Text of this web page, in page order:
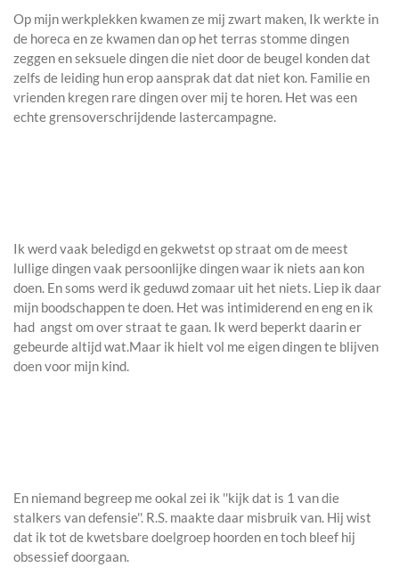
Op mijn werkplekken kwamen ze mij zwart maken, Ik werkte in
de horeca en ze kwamen dan op het terras stomme dingen
zeggen en seksuele dingen die niet door de beugel konden dat
zelfs de leiding hun erop aansprak dat dat niet kon. Familie en
vrienden kregen rare dingen over mij te horen. Het was een
echte grensoverschrijdende lastercampagne.
Ik werd vaak beledigd en gekwetst op straat om de meest
lullige dingen vaak persoonlijke dingen waar ik niets aan kon
doen. En soms werd ik geduwd zomaar uit het niets. Liep ik daar
mijn boodschappen te doen. Het was intimiderend en eng en ik
had angst om over straat te gaan. Ik werd beperkt daarin er
gebeurde altijd wat.Maar ik hielt vol me eigen dingen te blijven
doen voor mijn kind.
En niemand begreep me ookal zei ik ''kijk dat is 1 van die
stalkers van defensie''. R.S. maakte daar misbruik van. Hij wist
dat ik tot de kwetsbare doelgroep hoorden en toch bleef hij
obsessief doorgaan.